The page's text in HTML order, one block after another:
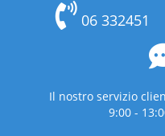
06 332451
Il nostro servizio
9:00 -